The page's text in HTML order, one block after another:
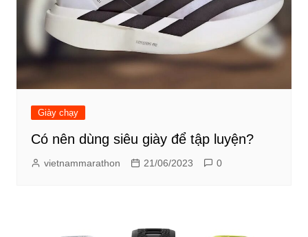
Giày chạy
Có nên dùng siêu giày để tập luyện?
vietnammarathon 21/06/2023 0